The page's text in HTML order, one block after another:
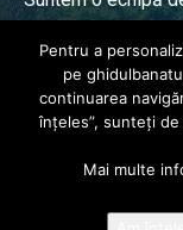
ani.
© Ghidul Banatului
Pentru a
pe
continuarea
înțeles”, sunteți
Mai multe